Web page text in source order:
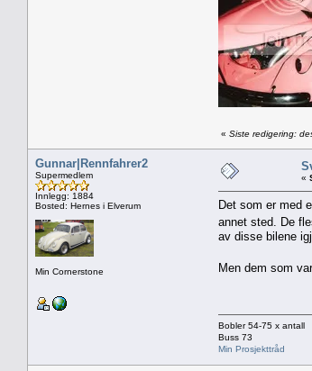
« Siste redigering:
Gunnar|Rennfahrer2
Supermedlem
Innlegg: 1884
Bosted: Hernes i Elverum
Min Cornerstone
«
Det som er med
annet sted. De
av disse bilene
Men dem som
Bobler 54-75 x antall
Buss 73
Min Prosjekttråd